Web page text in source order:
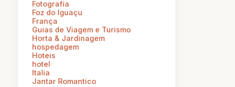
Fotografia
Foz do Iguaçu
França
Guias de Viagem e Turismo
Horta & Jardinagem
hospedagem
Hoteis
hotel
Italia
Jantar Romantico